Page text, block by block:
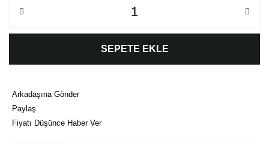
SEPETE EKLE
Arkadaşına Gönder
Paylaş
Fiyatı Düşünce Haber Ver